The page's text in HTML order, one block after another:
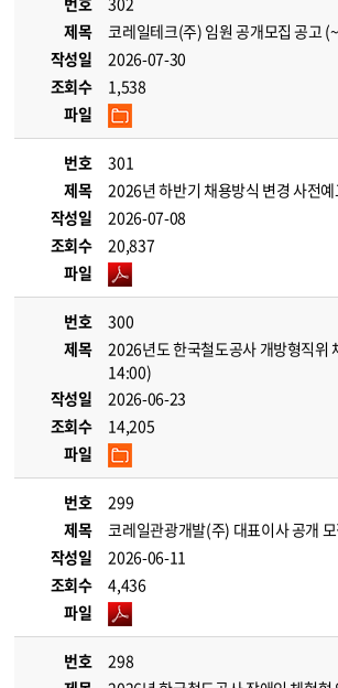
제목
코레일테크(주) 임원 공개모집 공고
작성일
2026-07-30
조회수
1,538
파일
번호
301
제목
2026년 하반기 채용방식 변경 사전
작성일
2026-07-08
조회수
20,837
파일
번호
300
제목
2026년도 한국철도공사 개방형직위
14:00)
작성일
2026-06-23
조회수
14,205
파일
번호
299
제목
코레일관광개발(주) 대표이사 공개
작성일
2026-06-11
조회수
4,436
파일
번호
298